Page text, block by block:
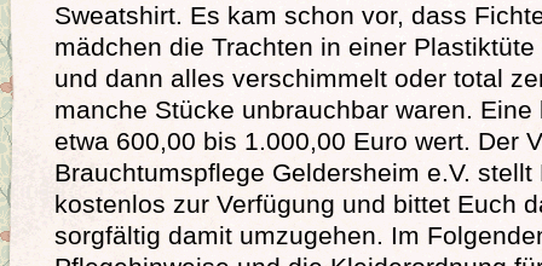
Sweatshirt. Es kam schon vor, dass
mädchen die Trachten in einer
und dann alles verschimmelt oder total
manche Stücke unbrauchbar waren.
etwa 600,00 bis 1.000,00 Euro wert. Der
Brauchtumspflege Geldersheim e.V. stellt
kostenlos zur Verfügung und bittet Euch
sorgfältig damit umzugehen. Im